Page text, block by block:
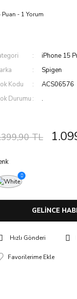
Puan - 1 Yorum
iPhone 15
Spigen
Kodu
ACS06576
Durumu
.
TL
GELİNCE
Hızlı Gönderi